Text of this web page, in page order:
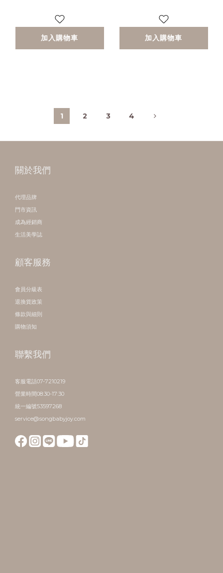
加入購物車 加入購物車
1 2 3 4
關於我們
代理品牌
門市資訊
成為經銷商
生活美學誌
顧客服務
會員分級表
退換貨政策
條款與細則
購物須知
聯繫我們
客服電話07-7210219
營業時間08:30-17:30
統一編號53597268
service@songbabyjoy.com